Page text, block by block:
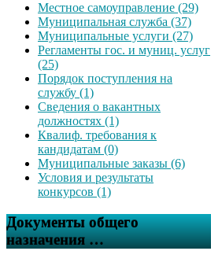
Местное самоуправление (29)
Муниципальная служба (37)
Муниципальные услуги (27)
Регламенты гос. и муниц. услуг
(25)
Порядок поступления на
службу (1)
Сведения о вакантных
должностях (1)
Квалиф. требования к
кандидатам (0)
Муниципальные заказы (6)
Условия и результаты
конкурсов (1)
Документы общего
назначения …